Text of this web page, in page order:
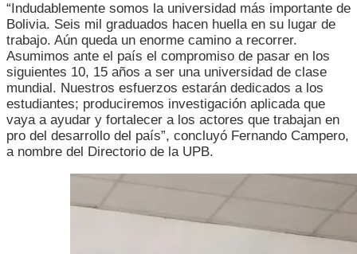
“Indudablemente somos la universidad más importante de
Bolivia. Seis mil graduados hacen huella en su lugar de
trabajo. Aún queda un enorme camino a recorrer.
Asumimos ante el país el compromiso de pasar en los
siguientes 10, 15 años a ser una universidad de clase
mundial. Nuestros esfuerzos estarán dedicados a los
estudiantes; produciremos investigación aplicada que
vaya a ayudar y fortalecer a los actores que trabajan en
pro del desarrollo del país”, concluyó Fernando Campero,
a nombre del Directorio de la UPB.